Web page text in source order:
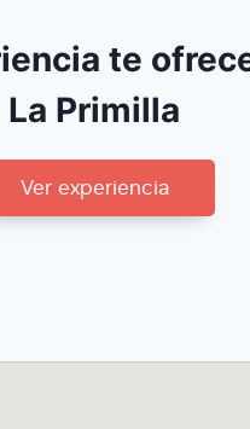
te
La Primilla
Ver experiencia